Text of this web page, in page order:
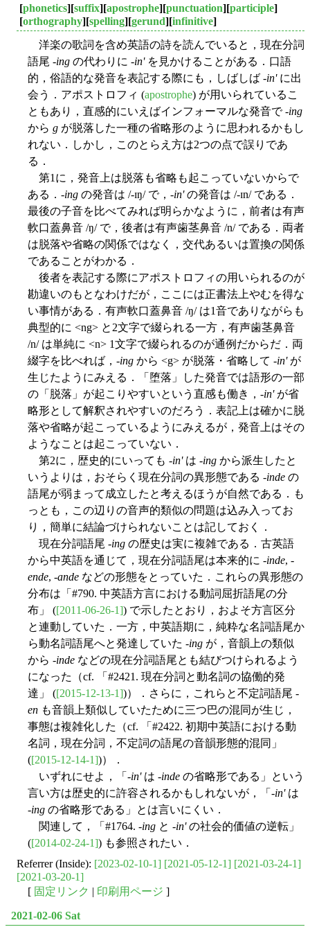
[phonetics][suffix][apostrophe][punctuation][participle]
[orthography][spelling][gerund][infinitive]
洋楽の歌詞を含め英語の詩を読んでいると，現在分詞
語尾 -ing の代わりに -in' を見かけることがある．口語
的，俗語的な発音を表記する際にも，しばしば -in' に出
会う．アポストロフィ (apostrophe) が用いられているこ
ともあり，直感的にいえばインフォーマルな発音で -ing
から g が脱落した一種の省略形のように思われるかもし
れない．しかし，このとらえ方は2つの点で誤りであ
る．
第1に，発音上は脱落も省略も起こっていないからで
ある．-ing の発音は /-ɪŋ/ で，-in'の発音は /-ɪn/ である．
最後の子音を比べてみれば明らかなように，前者は有声
軟口蓋鼻音 /ŋ/ で，後者は有声歯茎鼻音 /n/ である．両者
は脱落や省略の関係ではなく，交代あるいは置換の関係
であることがわかる．
後者を表記する際にアポストロフィの用いられるのが
勘違いのもとなわけだが，ここには正書法上やむを得な
い事情がある．有声軟口蓋鼻音 /ŋ/ は1音でありながらも
典型的に <ng> と2文字で綴られる一方，有声歯茎鼻音
/n/ は単純に <n> 1文字で綴られるのが通例だからだ．両
綴字を比べれば，-ing から <g> が脱落・省略して -in' が
生じたようにみえる．「堕落」した発音では語形の一部
の「脱落」が起こりやすいという直感も働き，-in' が省
略形として解釈されやすいのだろう．表記上は確かに脱
落や省略が起こっているようにみえるが，発音上はその
ようなことは起こっていない．
第2に，歴史的にいっても -in' は -ing から派生したと
いうよりは，おそらく現在分詞の異形態である -inde の
語尾が弱まって成立したと考えるほうが自然である．も
っとも，この辺りの音声的類似の問題は込み入ってお
り，簡単に結論づけられないことは記しておく．
現在分詞語尾 -ing の歴史は実に複雑である．古英語
から中英語を通じて，現在分詞語尾は本来的に -inde, -
ende, -ande などの形態をとっていた．これらの異形態の
分布は「#790. 中英語方言における動詞屈折語尾の分
布」 ([2011-06-26-1]) で示したとおり，およそ方言区分
と連動していた．一方，中英語期に，純粋な名詞語尾か
ら動名詞語尾へと発達していた -ing が，音韻上の類似
から -inde などの現在分詞語尾とも結びつけられるよう
になった（cf. 「#2421. 現在分詞と動名詞の協働的発
達」 ([2015-12-13-1])）．さらに，これらと不定詞語尾 -
en も音韻上類似していたために三つ巴の混同が生じ，
事態は複雑化した（cf. 「#2422. 初期中英語における動
名詞，現在分詞，不定詞の語尾の音韻形態的混同」
([2015-12-14-1])）．
いずれにせよ，「-in' は -inde の省略形である」という
言い方は歴史的に許容されるかもしれないが，「-in' は
-ing の省略形である」とは言いにくい．
関連して，「#1764. -ing と -in'の社会的価値の逆転」
([2014-02-24-1]) も参照されたい．
Referrer (Inside): [2023-02-10-1] [2021-05-12-1] [2021-03-24-1]
[2021-03-20-1]
[ 固定リンク 印刷用ページ ]
2021-02-06 Sat